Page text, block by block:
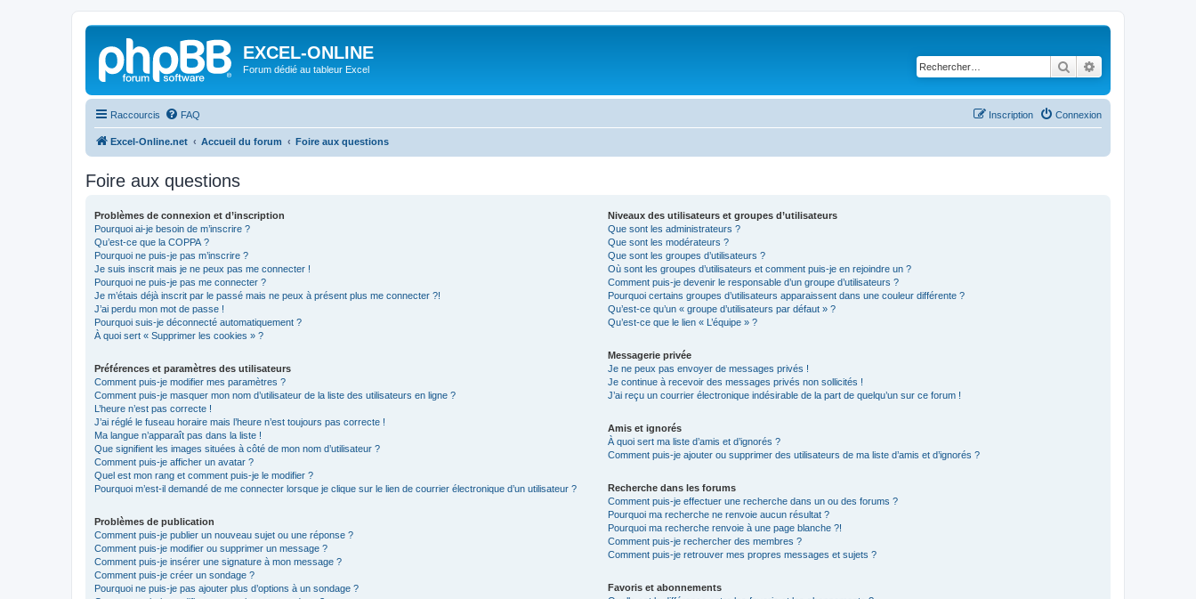
EXCEL-ONLINE
Forum dédié au tableur Excel Rechercher
Raccourcis FAQ Connexion
Inscription
Excel-Online.net Accueil du forum Foire aux questions
Foire aux questions
Problèmes de connexion et d’inscription
Pourquoi ai-je besoin de m’inscrire ?
Qu’est-ce que la COPPA ?
Pourquoi ne puis-je pas m’inscrire ?
Je suis inscrit mais je ne peux pas me connecter !
Pourquoi ne puis-je pas me connecter ?
Je m’étais déjà inscrit par le passé mais ne peux à présent plus me connecter ?!
J’ai perdu mon mot de passe !
Pourquoi suis-je déconnecté automatiquement ?
À quoi sert « Supprimer les cookies » ?
Préférences et paramètres des utilisateurs
Comment puis-je modifier mes paramètres ?
Comment puis-je masquer mon nom d’utilisateur de la liste des utilisateurs en ligne ?
L’heure n’est pas correcte !
J’ai réglé le fuseau horaire mais l’heure n’est toujours pas correcte !
Ma langue n’apparaît pas dans la liste !
Que signifient les images situées à côté de mon nom d’utilisateur ?
Comment puis-je afficher un avatar ?
Quel est mon rang et comment puis-je le modifier ?
Pourquoi m’est-il demandé de me connecter lorsque je clique sur le lien de courrier électronique d’un utilisateur ?
Problèmes de publication
Comment puis-je publier un nouveau sujet ou une réponse ?
Comment puis-je modifier ou supprimer un message ?
Comment puis-je insérer une signature à mon message ?
Comment puis-je créer un sondage ?
Pourquoi ne puis-je pas ajouter plus d’options à un sondage ?
Niveaux des utilisateurs et groupes d’utilisateurs
Que sont les administrateurs ?
Que sont les modérateurs ?
Que sont les groupes d’utilisateurs ?
Où sont les groupes d’utilisateurs et comment puis-je en rejoindre un ?
Comment puis-je devenir le responsable d’un groupe d’utilisateurs ?
Pourquoi certains groupes d’utilisateurs apparaissent dans une couleur différente ?
Qu’est-ce qu’un « groupe d’utilisateurs par défaut » ?
Qu’est-ce que le lien « L’équipe » ?
Messagerie privée
Je ne peux pas envoyer de messages privés !
Je continue à recevoir des messages privés non sollicités !
J’ai reçu un courrier électronique indésirable de la part de quelqu’un sur ce forum !
Amis et ignorés
À quoi sert ma liste d’amis et d’ignorés ?
Comment puis-je ajouter ou supprimer des utilisateurs de ma liste d’amis et d’ignorés ?
Recherche dans les forums
Comment puis-je effectuer une recherche dans un ou des forums ?
Pourquoi ma recherche ne renvoie aucun résultat ?
Pourquoi ma recherche renvoie à une page blanche ?!
Comment puis-je rechercher des membres ?
Comment puis-je retrouver mes propres messages et sujets ?
Favoris et abonnements